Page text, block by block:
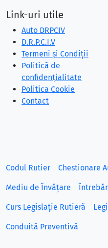
Link-uri utile
Auto DRPCIV
D.R.P.C.I.V
Termeni și Condiții
Politică de
confidențialitate
Politica Cookie
Contact
Codul Rutier Chestionare
Mediu de Învățare
Curs Legislație Rutieră
Conduită Preventivă